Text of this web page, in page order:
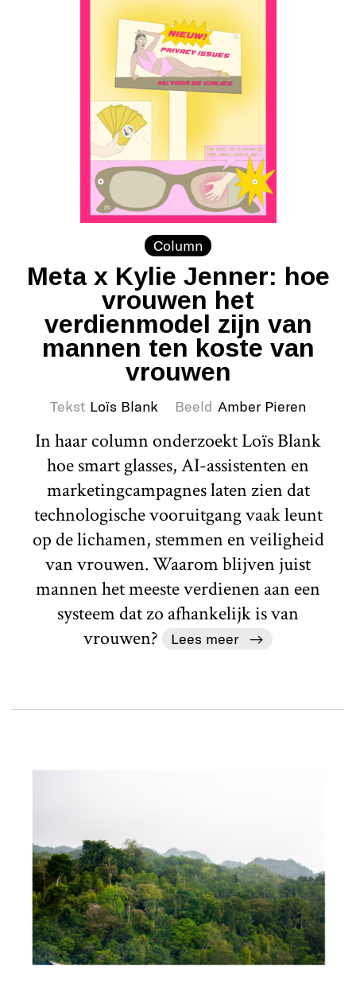
Column
Meta x Kylie Jenner: hoe
vrouwen het
verdienmodel zijn van
mannen ten koste van
vrouwen
Tekst Loïs Blank Beeld Amber Pieren
In haar column onderzoekt Loïs Blank
hoe smart glasses, AI-assistenten en
marketingcampagnes laten zien dat
technologische vooruitgang vaak leunt
op de lichamen, stemmen en veiligheid
van vrouwen. Waarom blijven juist
mannen het meeste verdienen aan een
systeem dat zo afhankelijk is van
vrouwen?
Lees meer